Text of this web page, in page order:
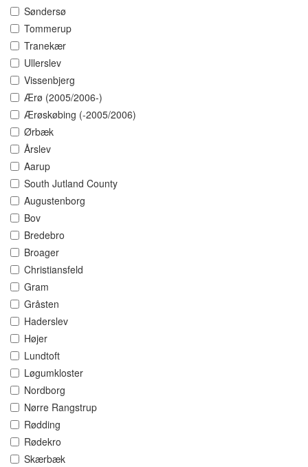
Søndersø
Tommerup
Tranekær
Ullerslev
Vissenbjerg
Ærø (2005/2006-)
Ærøskøbing (-2005/2006)
Ørbæk
Årslev
Aarup
South Jutland County
Augustenborg
Bov
Bredebro
Broager
Christiansfeld
Gram
Gråsten
Haderslev
Højer
Lundtoft
Løgumkloster
Nordborg
Nørre Rangstrup
Rødding
Rødekro
Skærbæk